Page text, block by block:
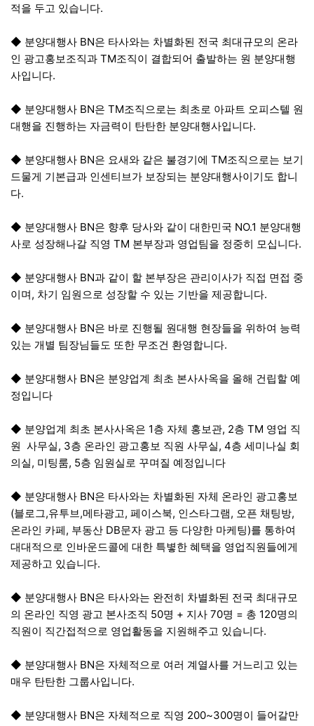
적을 두고 있습니다.
◆ 분양대행사 BN은 타사와는 차별화된 전국 최대규모의 온라
인 광고홍보조직과 TM조직이 결합되어 출발하는 원 분양대행
사입니다.
◆ 분양대행사 BN은 TM조직으로는 최초로 아파트 오피스텔 원
대행을 진행하는 자금력이 탄탄한 분양대행사입니다.
◆ 분양대행사 BN은 요새와 같은 불경기에 TM조직으로는 보기
드물게 기본급과 인센티브가 보장되는 분양대행사이기도 합니
다.
◆ 분양대행사 BN은 향후 당사와 같이 대한민국 NO.1 분양대행
사로 성장해나갈 직영 TM 본부장과 영업팀을 정중히 모십니다.
◆ 분양대행사 BN과 같이 할 본부장은 관리이사가 직접 면접 중
이며, 차기 임원으로 성장할 수 있는 기반을 제공합니다.
◆ 분양대행사 BN은 바로 진행될 원대행 현장들을 위하여 능력
있는 개별 팀장님들도 또한 무조건 환영합니다.
◆ 분양대행사 BN은 분양업계 최초 본사사옥을 올해 건립할 예
정입니다
◆ 분양업계 최초 본사사옥은 1층 자체 홍보관, 2층 TM 영업 직
원 사무실, 3층 온라인 광고홍보 직원 사무실, 4층 세미나실 회
의실, 미팅룸, 5층 임원실로 꾸며질 예정입니다
◆ 분양대행사 BN은 타사와는 차별화된 자체 온라인 광고홍보
(블로그,유투브,메타광고, 페이스북, 인스타그램, 오픈 채팅방,
온라인 카페, 부동산 DB문자 광고 등 다양한 마케팅)를 통하여
대대적으로 인바운드콜에 대한 특볗한 혜택을 영업직원들에게
제공하고 있습니다.
◆ 분양대행사 BN은 타사와는 완전히 차별화된 전국 최대규모
의 온라인 직영 광고 본사조직 50명 + 지사 70명 = 총 120명의
직원이 직간접적으로 영업활동을 지원해주고 있습니다.
◆ 분양대행사 BN은 자체적으로 여러 계열사를 거느리고 있는
매우 탄탄한 그룹사입니다.
◆ 분양대행사 BN은 자체적으로 직영 200~300명이 들어갈만